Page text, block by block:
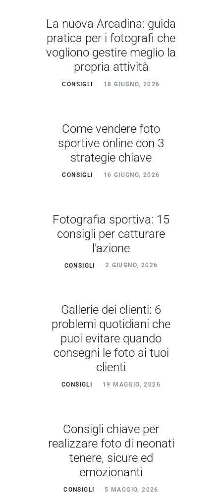
La nuova Arcadina: guida
pratica per i fotografi che
vogliono gestire meglio la
propria attività
CONSIGLI 18 GIUGNO, 2026
Come vendere foto
sportive online con 3
strategie chiave
CONSIGLI 16 GIUGNO, 2026
Fotografia sportiva: 15
consigli per catturare
l’azione
CONSIGLI 2 GIUGNO, 2026
Gallerie dei clienti: 6
problemi quotidiani che
puoi evitare quando
consegni le foto ai tuoi
clienti
CONSIGLI 19 MAGGIO, 2026
Consigli chiave per
realizzare foto di neonati
tenere, sicure ed
emozionanti
CONSIGLI 5 MAGGIO, 2026